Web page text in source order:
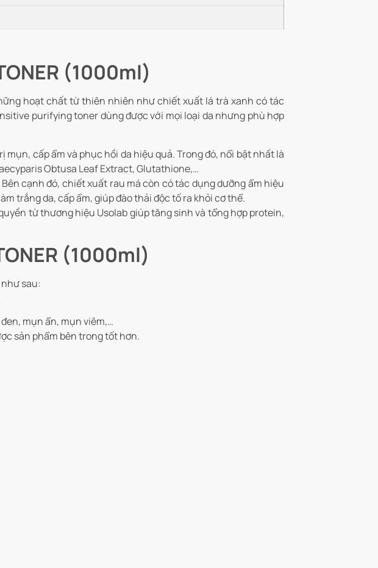
(1000ml)
hoạt chất từ thiên nhiên như chiết xuất lá trà xanh có tác
purifying toner dùng được với mọi loại da nhưng phù hợp
mụn, cấp ẩm và phục hồi da hiệu quả. Trong đó, nổi bật nhất là
Obtusa Leaf Extract, Glutathione,…
cạnh đó, chiết xuất rau má còn có tác dụng dưỡng ẩm hiệu
trắng da, cấp ẩm, giúp đào thải độc tố ra khỏi cơ thể.
từ thương hiệu Usolab giúp tăng sinh và tổng hợp protein,
(1000ml)
sau:
mụn ẩn, mụn viêm,…
sản phẩm bên trong tốt hơn.